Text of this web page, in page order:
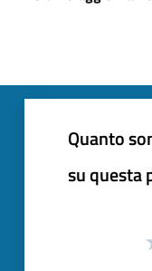
Quanto
su questa